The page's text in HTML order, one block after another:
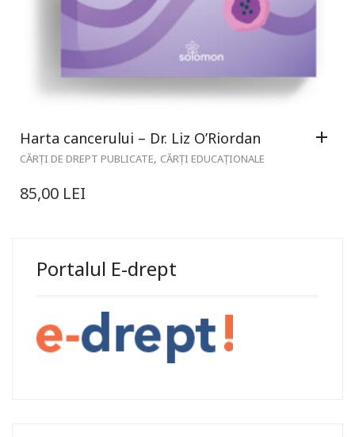
Harta cancerului – Dr. Liz O’Riordan
CĂRȚI DE DREPT PUBLICATE, CĂRȚI EDUCAȚIONALE
85,00 LEI
Portalul E-drept